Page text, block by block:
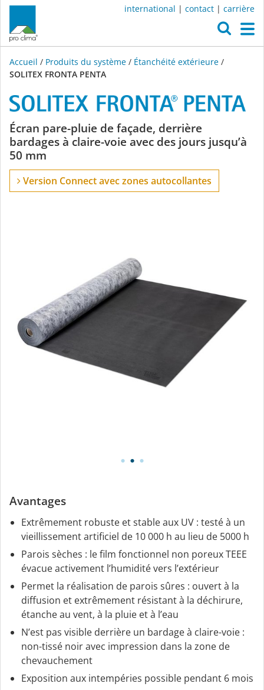
international | contact | carrière
Accueil / Produits du système / Étanchéité extérieure /
SOLITEX FRONTA PENTA
SOLITEX
FRONTA
PENTA
Écran pare-pluie de façade, derrière
bardages à claire-voie avec des jours jusqu’à
50 mm
Version Connect avec zones autocollantes
Avantages
Extrêmement robuste et stable aux UV : testé à un
vieillissement artificiel de 10 000 h au lieu de 5000 h
Parois sèches : le film fonctionnel non poreux TEEE
évacue activement l’humidité vers l’extérieur
Permet la réalisation de parois sûres : ouvert à la
diffusion et extrêmement résistant à la déchirure,
étanche au vent, à la pluie et à l’eau
N’est pas visible derrière un bardage à claire-voie :
non-tissé noir avec impression dans la zone de
chevauchement
Exposition aux intempéries possible pendant 6 mois